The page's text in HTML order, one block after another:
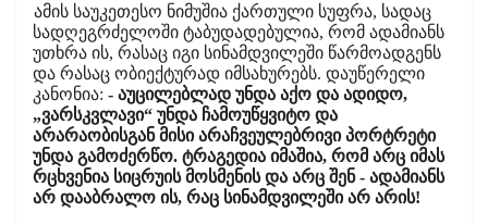
ამის საუკეთესო ნიმუშია ქართული სუფრა, სადაც
სადღეგრძელოში ტაბუდადებულია, რომ ადამიანს
უთხრა ის, რასაც იგი სინამდვილეში წარმოადგენს
და რასაც ობიექტურად იმსახურებს. დაუწერელი
კანონია: - აუცილებლად უნდა აქო და ადიდო,
„ვარსკვლავი“ უნდა ჩამოუწყვიტო და
არარაობისგან მისი არაჩვეულებრივი პორტრეტი
უნდა გამოძერწო. ტრაგედია იმაშია, რომ არც იმას
რცხვენია სიცრუის მოსმენის და არც შენ - ადამიანს
არ დააბრალო ის, რაც სინამდვილეში არ არის!